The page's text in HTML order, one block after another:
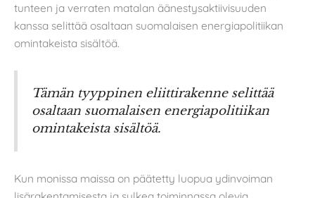
tunteen ja verraten matalan äänestysaktiivisuuden
kanssa selittää osaltaan suomalaisen energiapolitiikan
omintakeista sisältöä.
Tämän tyyppinen eliittirakenne selittää
osaltaan suomalaisen energiapolitiikan
omintakeista sisältöä.
Kun monissa maissa on päätetty luopua ydinvoiman